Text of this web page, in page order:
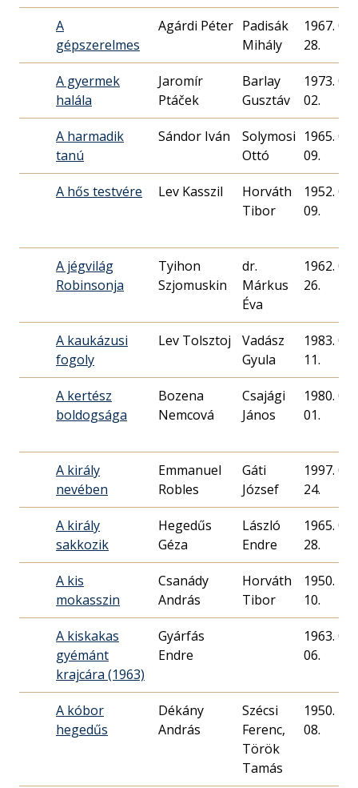
A
gépszerelmes
Agárdi Péter Padisák
Mihály
1967. 05.
28.
A gyermek
halála
Jaromír
Ptáček
Barlay
Gusztáv
1973. 06.
02.
A harmadik
tanú
Sándor Iván
Solymosi
Ottó
1965. 07.
09.
A hős testvére Lev Kasszil
Horváth
1952. 01.
09.
A jégvilág
Robinsonja
Tyihon
Szjomuskin
dr.
Márkus
Éva
1962. 03.
26.
A kaukázusi
fogoly
Lev Tolsztoj
Vadász
Gyula
1983. 05.
11.
A kertész
boldogsága
Bozena
Nemcová
Csajági
János
1980. 06.
01.
A király
nevében
Emmanuel
Robles
Gáti
József
1997. 05.
24.
A király
sakkozik
Hegedűs
Géza
László
Endre
1965. 02.
28.
A kis
mokasszin
Csanády
András
Horváth
1950. 12.
10.
A kiskakas
gyémánt
krajcára (1963)
Gyárfás
Endre
1963. 09.
06.
A kóbor
hegedűs
Dékány
András
Szécsi
Ferenc,
Török
Tamás
1950. 10.
08.